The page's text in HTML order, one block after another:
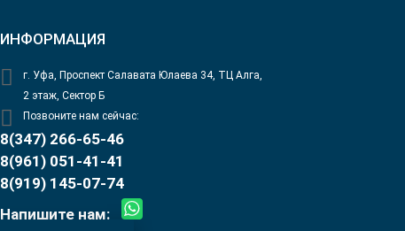
ИНФОРМАЦИЯ
г. Уфа, Проспект Салавата Юлаева 34, ТЦ Алга,
2 этаж, Сектор Б
Позвоните нам сейчас:
8(347) 266-65-46
8(961) 051-41-41
8(919) 145-07-74
Напишите нам: